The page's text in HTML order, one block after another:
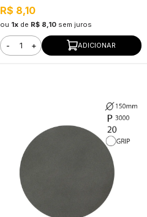
R$ 8,10
ou 1x de R$ 8,10 sem juros
- + ADICIONAR